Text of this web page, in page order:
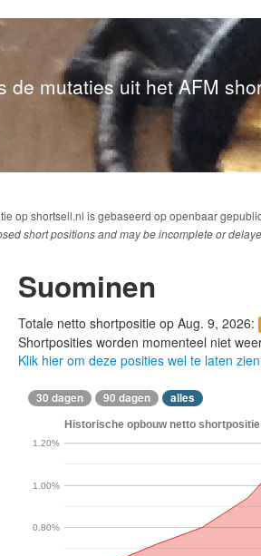
de mutaties uit het AFM
op shortsell.nl is gebaseerd op openbaar
short positions and may be incomplete or
Suominen
Totale netto shortpositie op Aug. 9, 2026:
Shortposities worden momenteel niet
Klik hier om deze posities wel te laten zien
30 dagen 90 dagen alles
Historische opbouw netto
0.80%
1.00%
1.20%